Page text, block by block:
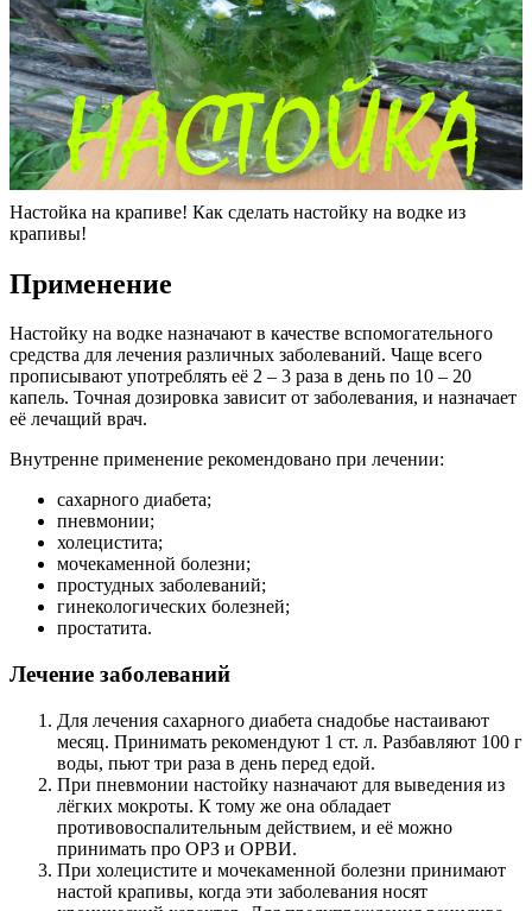
Настойка на крапиве! Как сделать настойку на водке из
крапивы!
Применение
Настойку на водке назначают в качестве вспомогательного
средства для лечения различных заболеваний. Чаще всего
прописывают употреблять её 2 – 3 раза в день по 10 – 20
капель. Точная дозировка зависит от заболевания, и назначает
её лечащий врач.
Внутренне применение рекомендовано при лечении:
сахарного диабета;
пневмонии;
холецистита;
мочекаменной болезни;
простудных заболеваний;
гинекологических болезней;
простатита.
Лечение заболеваний
Для лечения сахарного диабета снадобье настаивают
месяц. Принимать рекомендуют 1 ст. л. Разбавляют 100 г
воды, пьют три раза в день перед едой.
При пневмонии настойку назначают для выведения из
лёгких мокроты. К тому же она обладает
противовоспалительным действием, и её можно
принимать про ОРЗ и ОРВИ.
При холецистите и мочекаменной болезни принимают
настой крапивы, когда эти заболевания носят